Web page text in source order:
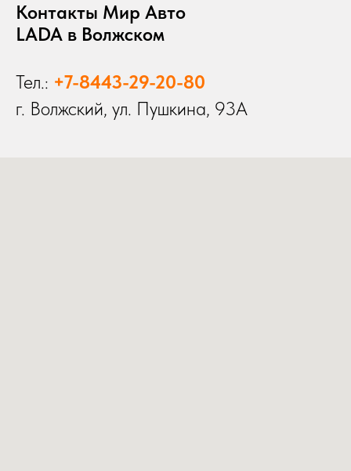
Контакты Мир Авто
LADA в Волжском
Тел.: +7-8443-29-20-80
г. Волжский, ул. Пушкина, 93А